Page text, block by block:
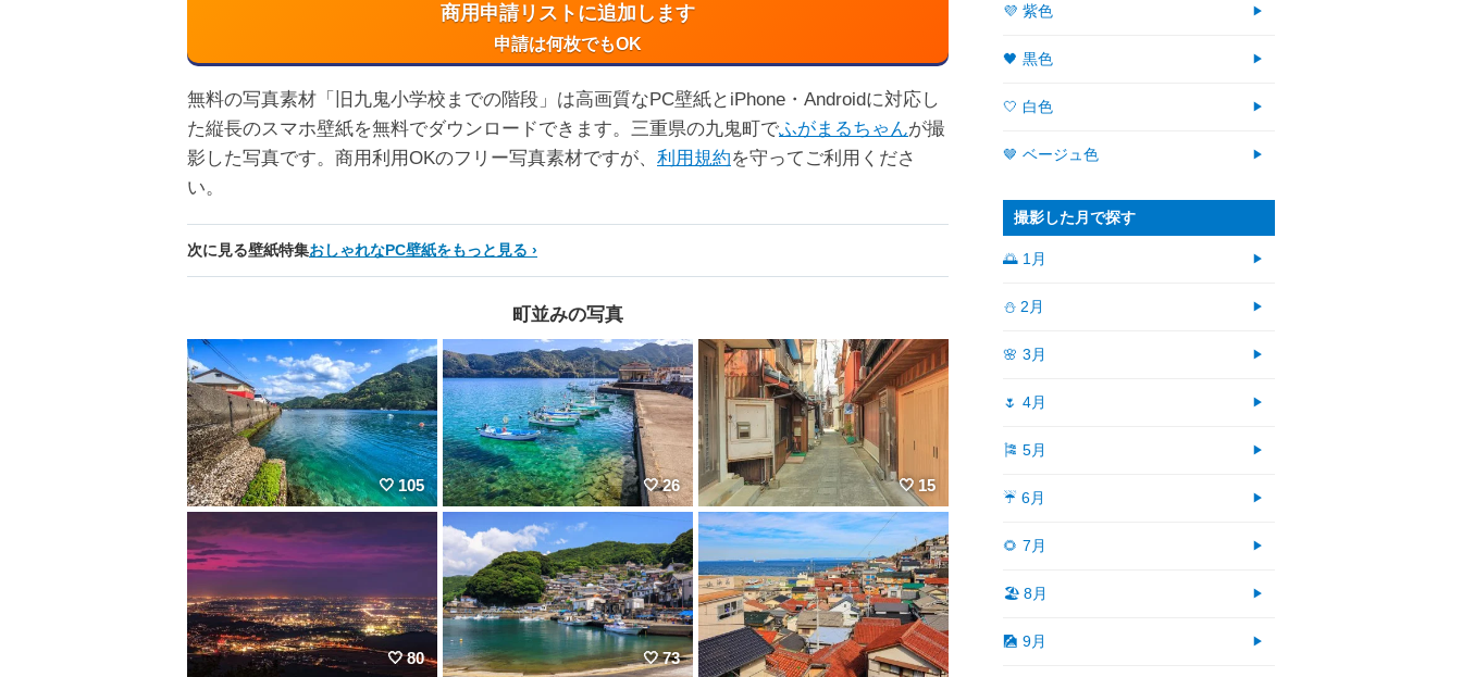
商用申請リストに追加します
申請は何枚でもOK
無料の写真素材「旧九鬼小学校までの階段」は高画質なPC壁紙とiPhone・Androidに対応し
た縦長のスマホ壁紙を無料でダウンロードできます。三重県の九鬼町でふがまるちゃんが撮
影した写真です。商用利用OKのフリー写真素材ですが、 利用規約を守ってご利用くださ
い。
次に見る壁紙特集おしゃれなPC壁紙をもっと見る
町並みの写真
105 26 15
80 73
💜 紫色
🖤 黒色
🤍 白色
🤎 ベージュ色
撮影した月で探す
🌅 1月
⛄ 2月
🌸 3月
🌷 4月
🎏 5月
☔ 6月
🌻 7月
🏖 8月
🎑 9月